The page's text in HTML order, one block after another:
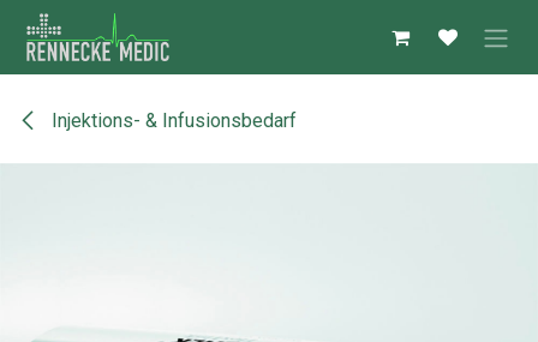
Zum Inhalt springen
Injektions- & Infusionsbedarf